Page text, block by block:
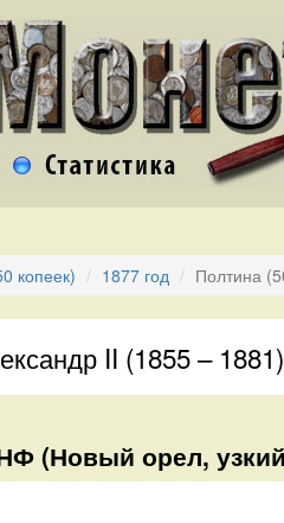
копеек) 1877 год Полтина
II (1855 – 1881)
(Новый орел,